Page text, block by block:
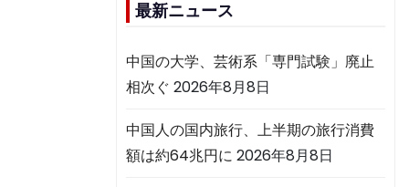
最新ニュース
中国の大学、芸術系「専門試験」廃止
相次ぐ 2026年8月8日
中国人の国内旅行、上半期の旅行消費
額は約64兆円に 2026年8月8日